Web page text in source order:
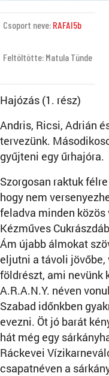
Csoport neve: RAFAI5b
Feltöltötte: Matula Tünde
Hajózás (1. rész)
Andris, Ricsi, Adrián
tervezünk.
gyűjteni egy űrhajóra.
Szorgosan raktuk
hogy nem
feladva minden
Kézműves
Ám újabb álmokat
eljutni a távoli
földrészt, ami nevünk
A.R.A.N.Y. néven
Szabad időnkben
evezni. Öt jó barát
hát még egy
Ráckevei
csapatnéven a